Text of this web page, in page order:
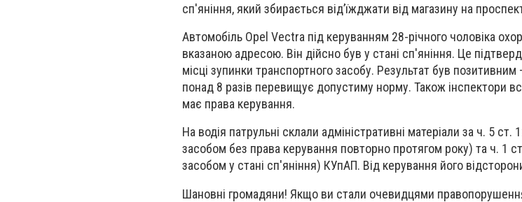
сп'яніння, який збирається від’їжджати від магазину на
Автомобіль Opel Vectra під керуванням 28-річного чоловіка
вказаною адресою. Він дійсно був у стані сп'яніння. Це
місці зупинки транспортного засобу. Результат був
понад 8 разів перевищує допустиму норму. Також інспектори
має права керування.
На водія патрульні склали адміністративні матеріали за ч. 5
засобом без права керування повторно протягом року) та ч. 1
засобом у стані сп'яніння) КУпАП. Від керування його
Шановні громадяни! Якщо ви стали очевидцями